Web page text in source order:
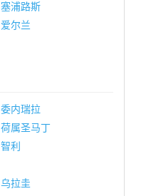
塞浦路斯
爱尔兰
委内瑞拉
荷属圣马丁
智利
乌拉圭